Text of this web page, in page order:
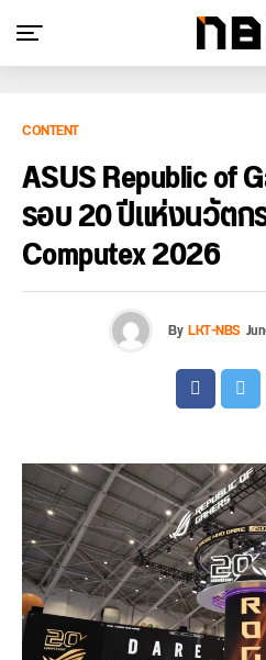
CONTENT
ASUS Republic of
รอบ 20 ปีแห่งนวัตก
Computex 2026
ByLKT-NBS